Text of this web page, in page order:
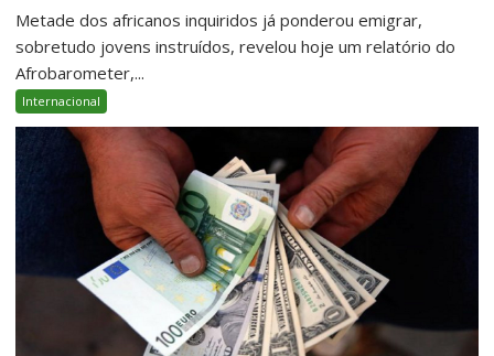
Metade dos africanos inquiridos já ponderou emigrar,
sobretudo jovens instruídos, revelou hoje um relatório do
Afrobarometer,...
Internacional